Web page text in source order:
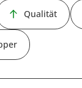
Qualität